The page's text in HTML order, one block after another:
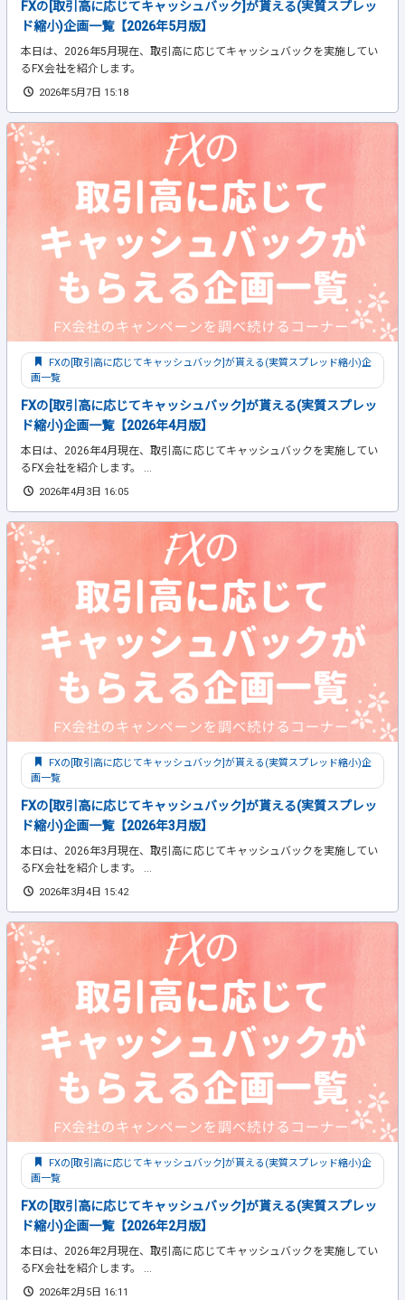
FXの[取引高に応じてキャッシュバック]が貰える(実質スプレッ
ド縮小)企画一覧【2026年5月版】
本日は、2026年5月現在、取引高に応じてキャッシュバックを実施してい
るFX会社を紹介します。
2026年5月7日 15:18
FXの[取引高に応じてキャッシュバック]が貰える(実質スプレッド縮小)企
画一覧
FXの[取引高に応じてキャッシュバック]が貰える(実質スプレッ
ド縮小)企画一覧【2026年4月版】
本日は、2026年4月現在、取引高に応じてキャッシュバックを実施してい
るFX会社を紹介します。 ...
2026年4月3日 16:05
FXの[取引高に応じてキャッシュバック]が貰える(実質スプレッド縮小)企
画一覧
FXの[取引高に応じてキャッシュバック]が貰える(実質スプレッ
ド縮小)企画一覧【2026年3月版】
本日は、2026年3月現在、取引高に応じてキャッシュバックを実施してい
るFX会社を紹介します。 ...
2026年3月4日 15:42
FXの[取引高に応じてキャッシュバック]が貰える(実質スプレッド縮小)企
画一覧
FXの[取引高に応じてキャッシュバック]が貰える(実質スプレッ
ド縮小)企画一覧【2026年2月版】
本日は、2026年2月現在、取引高に応じてキャッシュバックを実施してい
るFX会社を紹介します。 ...
2026年2月5日 16:11